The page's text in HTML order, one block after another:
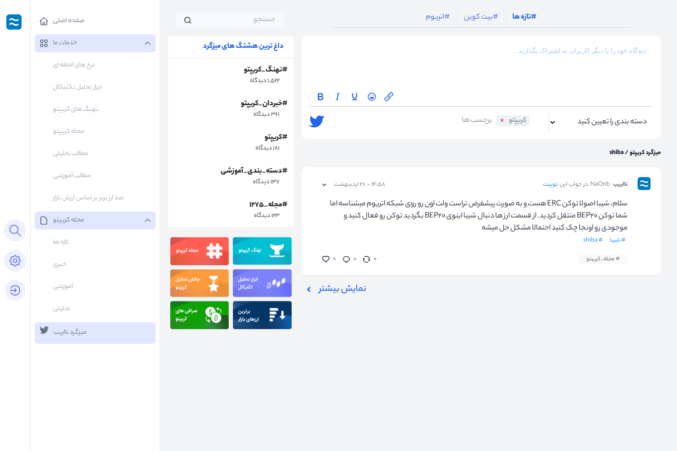
Open search panel
Open settings panel
login button
صفحه اصلی
خدمات ما
نرخ های لحظه ای
ابزار تحلیل تکنیکال
نهنگ های کریپتو
مجله کریپتو
مطالب تحلیلی
مطالب آموزشی
صد ارز برتر بر اساس ارزش بازار
مجله کریپتو
تازه ها
خبری
آموزشی
تحلیلی
میزگرد نااریب
#تازه ها #بیت کوین #اتریوم
کریپتو
میزگرد کریپتو/
shiba
نااریب NaOrib در جواب این توییت ۱۴:۵۸ - ۲۸ اردیبهشت
سلام، شیبا اصولا توکن ERC هست و به صورت پیشفرض تراست ولت اون رو روی شبکه اتریوم میشناسه اما
شما توکن BEP۲۰ منتقل کردید. از قسمت ارز ها دنبال شیبا اینوی BEP۲۰ بگردید توکن رو فعال کنید و
موجودی رو اونجا چک کنید احتمالا مشکل حل میشه
# شیبا # shiba
# مجله_کریپتو ۰ ۰ ۰
نمایش بیشتر
داغ ترین هشتگ های میزگرد
#نهنگ_کریپتو
۱,۵۲۲ دیدگاه
#خبردان_کریپتو
۳۶۱ دیدگاه
#کریپتو
۱۸۱ دیدگاه
#دسته_بندی_آموزشی
۱۳۷ دیدگاه
#مجله_۱۲۷۵
۱۲۳ دیدگاه